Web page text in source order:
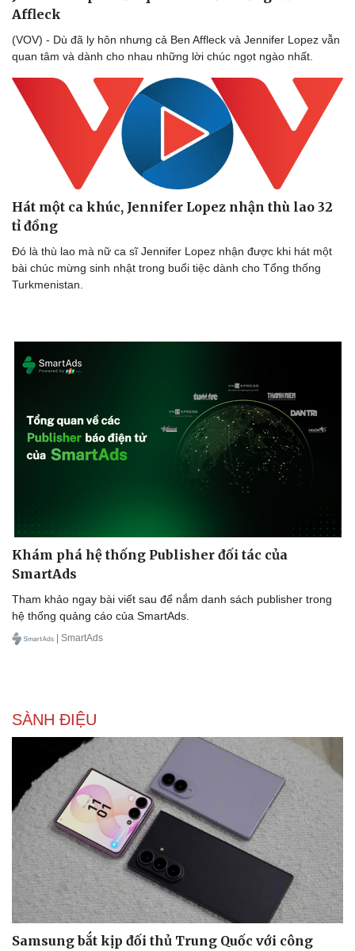
Văn hóa
Sân khấu - Điện ảnh
Văn học
Giải trí
Affleck
(VOV) - Dù đã ly hôn nhưng cả Ben Affleck và Jennifer Lopez vẫn
quan tâm và dành cho nhau những lời chúc ngọt ngào nhất.
Hát một ca khúc, Jennifer Lopez nhận thù lao 32
tỉ đồng
Đó là thù lao mà nữ ca sĩ Jennifer Lopez nhận được khi hát một
bài chúc mừng sinh nhật trong buổi tiệc dành cho Tổng thống
Turkmenistan.
Khám phá hệ thống Publisher đối tác của
SmartAds
Tham khảo ngay bài viết sau để nắm danh sách publisher trong
hệ thống quảng cáo của SmartAds.
| SmartAds
SÀNH ĐIỆU
Samsung bắt kịp đối thủ Trung Quốc với công